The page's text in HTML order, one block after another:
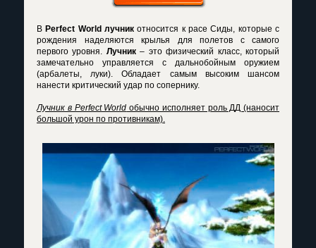
В Perfect World лучник относится к расе Сиды, которые с
рождения наделяются крылья для полетов с самого
первого уровня. Лучник– это физический класс, который
замечательно управляется с дальнобойным оружием
(арбалеты, луки). Обладает самым высоким шансом
нанести критический удар по сопернику.
Лучник в Perfect World обычно исполняет роль ДД (наносит
большой урон по противникам).